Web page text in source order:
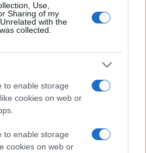
Use,
Sharing of my
with the
collected.
to enable storage
cookies on web or
to enable storage
cookies on web or